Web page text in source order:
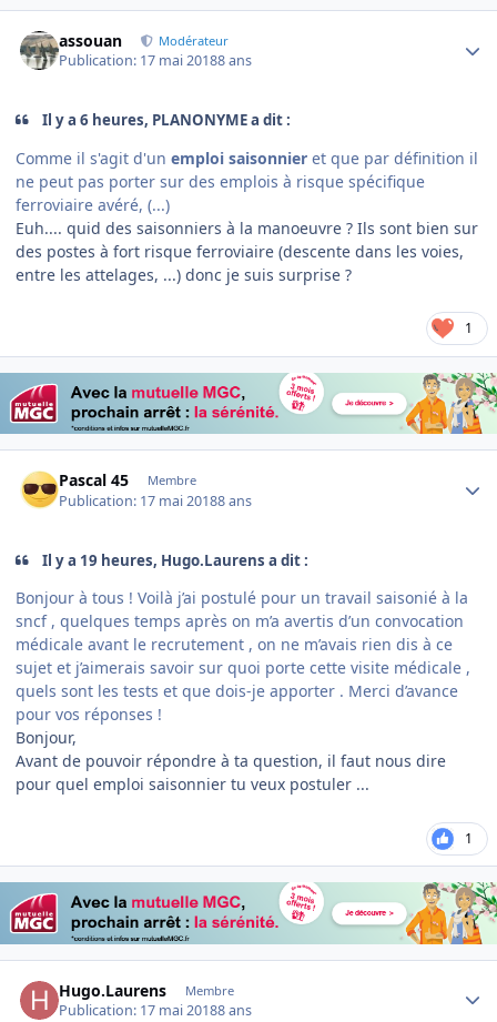
assouan Modérateur
Publication: 17 mai 20188 ans
Il y a 6 heures, PLANONYME a dit :
Comme il s'agit d'un emploi saisonnier et que par définition il
ne peut pas porter sur des emplois à risque spécifique
ferroviaire avéré, (...)
Euh.... quid des saisonniers à la manoeuvre ? Ils sont bien sur
des postes à fort risque ferroviaire (descente dans les voies,
entre les attelages, ...) donc je suis surprise ?
1
Pascal 45 Membre
Publication: 17 mai 20188 ans
Il y a 19 heures, Hugo.Laurens a dit :
Bonjour à tous ! Voilà j’ai postulé pour un travail saisonié à la
sncf , quelques temps après on m’a avertis d’un convocation
médicale avant le recrutement , on ne m’avais rien dis à ce
sujet et j’aimerais savoir sur quoi porte cette visite médicale ,
quels sont les tests et que dois-je apporter . Merci d’avance
pour vos réponses !
Bonjour,
Avant de pouvoir répondre à ta question, il faut nous dire
pour quel emploi saisonnier tu veux postuler ...
1
Hugo.Laurens Membre
Publication: 17 mai 20188 ans